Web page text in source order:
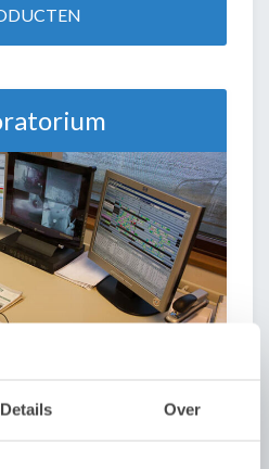
Details Over